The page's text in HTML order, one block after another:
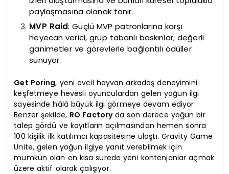
paylaşmasına olanak tanır.
MVP Raid: Güçlü MVP patronlarına karşı
heyecan verici, grup tabanlı baskınlar; değerli
ganimetler ve görevlerle bağlantılı ödüller
sunuyor.
Get Poring, yeni evcil hayvan arkadaş deneyimini
keşfetmeye hevesli oyunculardan gelen yoğun ilgi
sayesinde hâlâ büyük ilgi görmeye devam ediyor.
Benzer şekilde, RO Factoryda son derece yoğun bir
talep gördü ve kayıtların açılmasından hemen sonra
100 kişilik ilk katılımcı kapasitesine ulaştı. Gravity Game
Unite, gelen yoğun ilgiye yanıt verebilmek için
mümkün olan en kısa sürede yeni kontenjanlar açmak
üzere aktif olarak çalışıyor.